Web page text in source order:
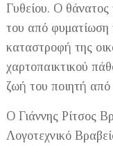
Γυθείου. Ο θάνατος
του από φυματίωση
καταστροφή της
χαρτοπαικτικού
ζωή του ποιητή από
Ο Γιάννης Ρίτσος
Λογοτεχνικό